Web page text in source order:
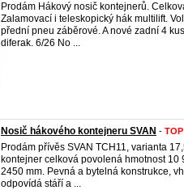
Prodám Hákový nosič kontejnerů.
Zalamovací i teleskopický hák multilift.
přední pneu záběrové. A nové zadní 4
diferak. 6/26 No ...
Nosič hákového kontejneru SVAN - TOP
Prodám přívěs SVAN TCH11, varianta
kontejner celková povolená hmotnost
2450 mm. Pevná a bytelná konstrukce,
odpovídá stáří a ...